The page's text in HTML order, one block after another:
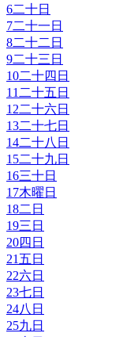
6二十日
7二十一日
8二十二日
9二十三日
10二十四日
11 二十五日
12二十六日
13二十七日
14二十八日
15二十九日
16三十日
17木曜日
18二日
19三日
20四日
21 五日
22六日
23七日
24八日
25九日